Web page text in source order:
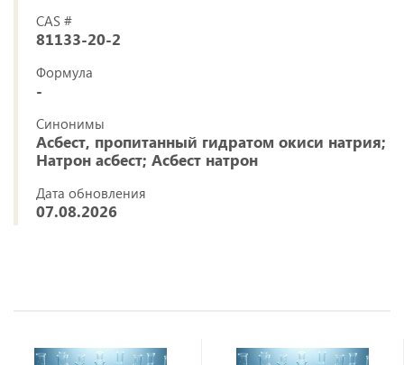
CAS #
81133-20-2
Формула
-
Синонимы
Асбест, пропитанный гидратом окиси натрия;
Натрон асбест; Асбест натрон
Дата обновления
07.08.2026